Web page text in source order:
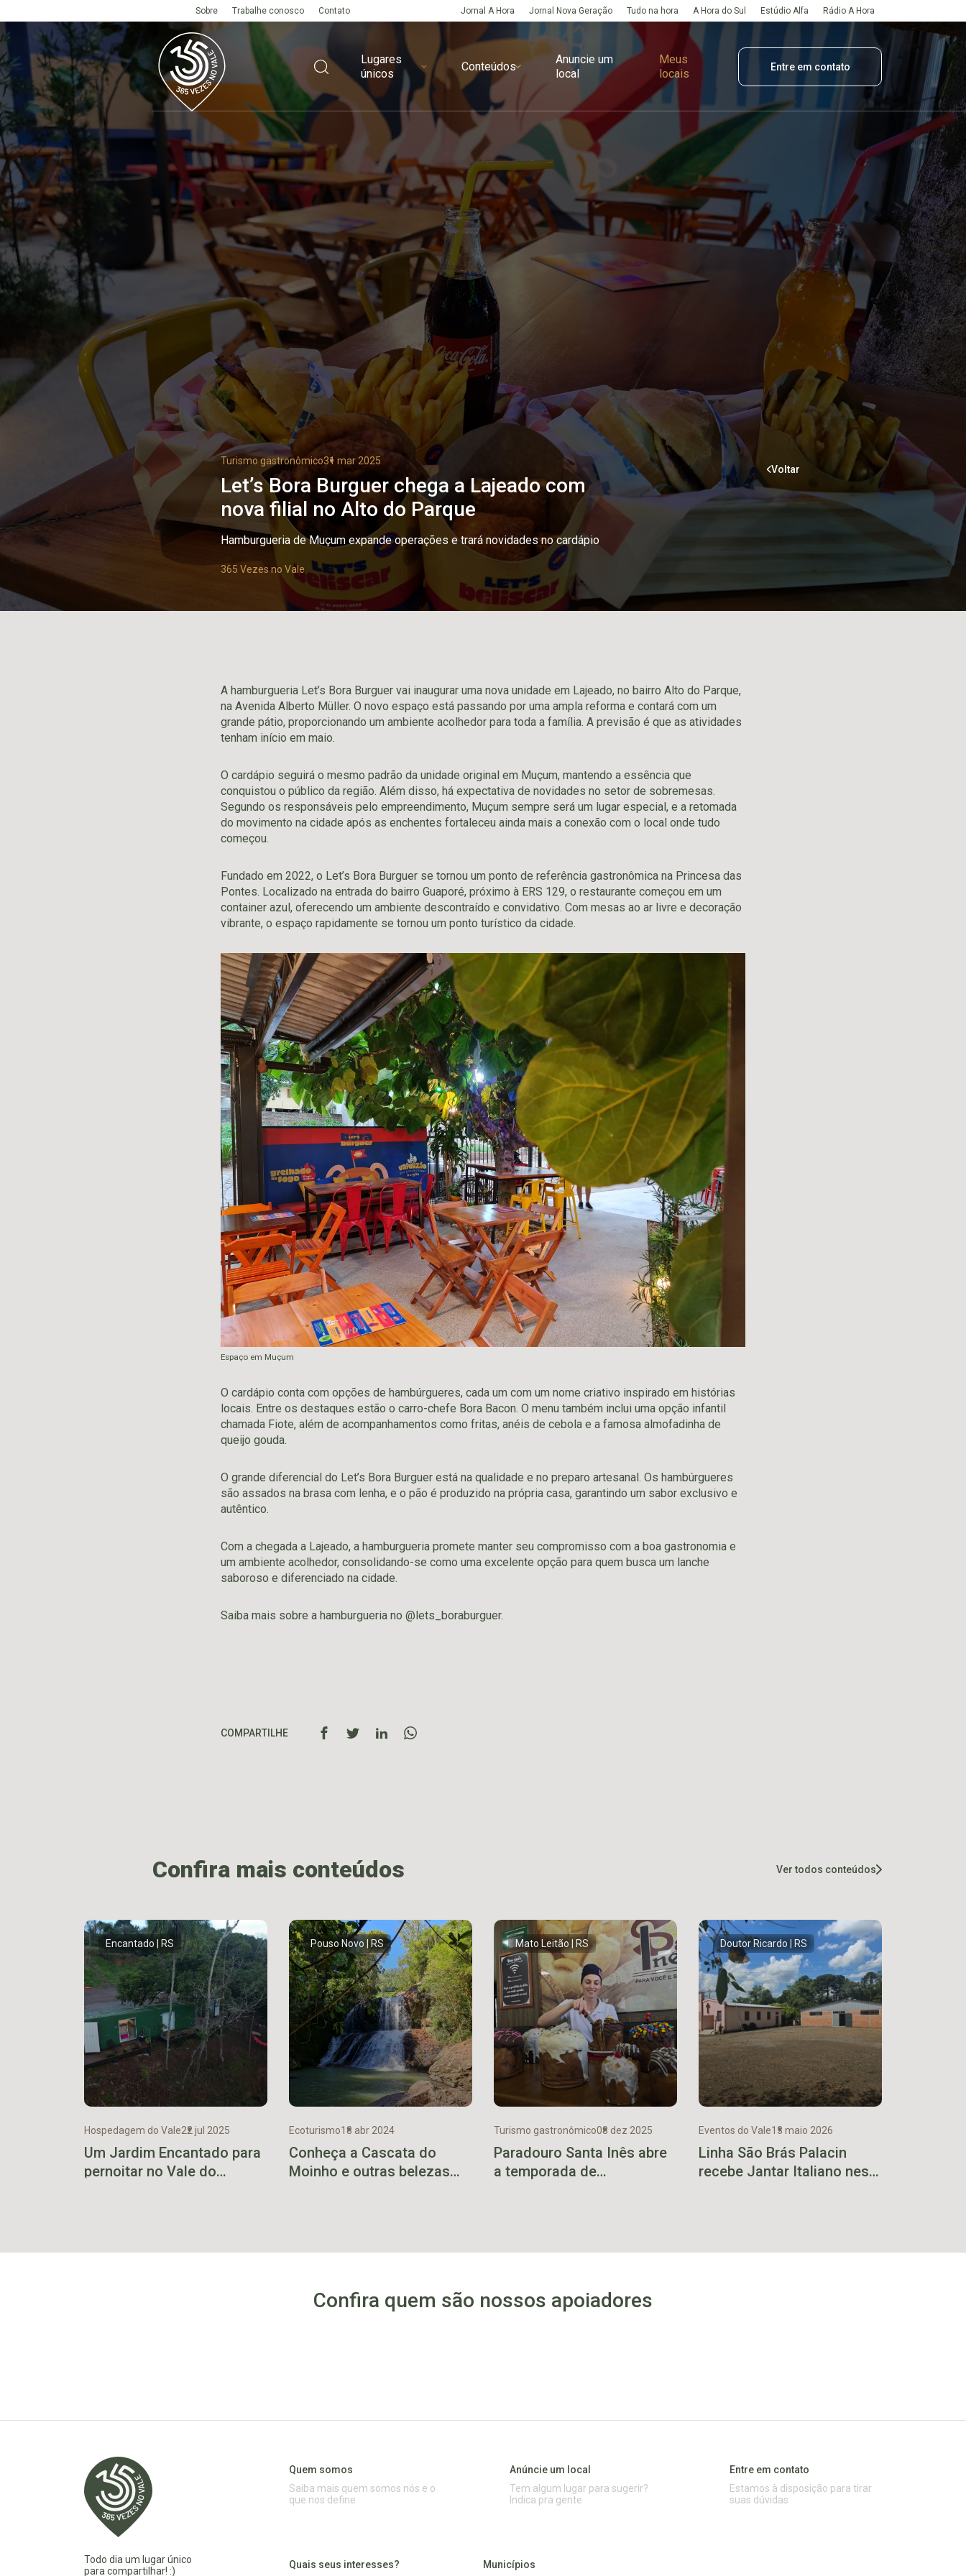
Sobre Trabalhe conosco Contato Jornal A Hora Jornal Nova Geração Tudo na hora A Hora do Sul Estúdio Alfa Rádio A Hora
Lugares
únicos
Conteúdos
Anuncie um
local
Meus
locais
Entre em contato
Turismo gastronômico31 mar 2025
Let’s Bora Burguer chega a Lajeado com
nova filial no Alto do Parque
Hamburgueria de Muçum expande operações e trará novidades no cardápio
365 Vezes no Vale
Voltar
A hamburgueria Let’s Bora Burguer vai inaugurar uma nova unidade em Lajeado, no bairro Alto do Parque,
na Avenida Alberto Müller. O novo espaço está passando por uma ampla reforma e contará com um
grande pátio, proporcionando um ambiente acolhedor para toda a família. A previsão é que as atividades
tenham início em maio.
O cardápio seguirá o mesmo padrão da unidade original em Muçum, mantendo a essência que
conquistou o público da região. Além disso, há expectativa de novidades no setor de sobremesas.
Segundo os responsáveis pelo empreendimento, Muçum sempre será um lugar especial, e a retomada
do movimento na cidade após as enchentes fortaleceu ainda mais a conexão com o local onde tudo
começou.
Fundado em 2022, o Let’s Bora Burguer se tornou um ponto de referência gastronômica na Princesa das
Pontes. Localizado na entrada do bairro Guaporé, próximo à ERS 129, o restaurante começou em um
container azul, oferecendo um ambiente descontraído e convidativo. Com mesas ao ar livre e decoração
vibrante, o espaço rapidamente se tornou um ponto turístico da cidade.
Espaço em Muçum
O cardápio conta com opções de hambúrgueres, cada um com um nome criativo inspirado em histórias
locais. Entre os destaques estão o carro-chefe Bora Bacon. O menu também inclui uma opção infantil
chamada Fiote, além de acompanhamentos como fritas, anéis de cebola e a famosa almofadinha de
queijo gouda.
O grande diferencial do Let’s Bora Burguer está na qualidade e no preparo artesanal. Os hambúrgueres
são assados na brasa com lenha, e o pão é produzido na própria casa, garantindo um sabor exclusivo e
autêntico.
Com a chegada a Lajeado, a hamburgueria promete manter seu compromisso com a boa gastronomia e
um ambiente acolhedor, consolidando-se como uma excelente opção para quem busca um lanche
saboroso e diferenciado na cidade.
Saiba mais sobre a hamburgueria no @lets_boraburguer.
COMPARTILHE
Confira mais conteúdos Ver todos conteúdos
Encantado | RS
Hospedagem do Vale22 jul 2025
Um Jardim Encantado para
pernoitar no Vale do
Pouso Novo | RS
Ecoturismo18 abr 2024
Conheça a Cascata do
Moinho e outras belezas
Mato Leitão | RS
Turismo gastronômico08 dez 2025
Paradouro Santa Inês abre
a temporada de
Doutor Ricardo | RS
Eventos do Vale13 maio 2026
Linha São Brás Palacin
recebe Jantar Italiano neste
Confira quem são nossos apoiadores
Todo dia um lugar único
para compartilhar! :)
Quem somos
Saiba mais quem somos nós e o
que nos define
Anúncie um local
Tem algum lugar para sugerir?
Indica pra gente
Entre em contato
Estamos à disposição para tirar
suas dúvidas
Quais seus interesses? Municípios